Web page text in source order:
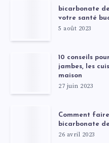
bicarbonate
votre santé
5 août 2023
10 conseils
jambes, les
maison
27 juin 2023
Comment
bicarbonate
26 avril 2023